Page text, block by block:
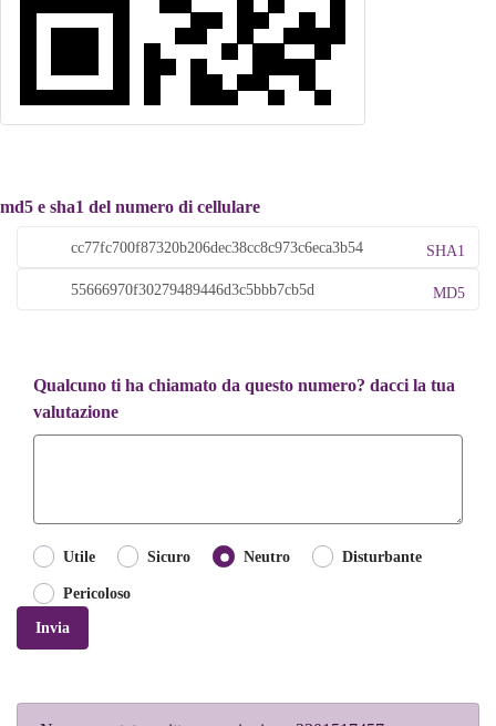
md5 e sha1 del numero di cellulare
SHA1
MD5
Qualcuno ti ha chiamato da questo numero? dacci la tua
valutazione
Utile Sicuro Neutro Disturbante
Pericoloso
Invia